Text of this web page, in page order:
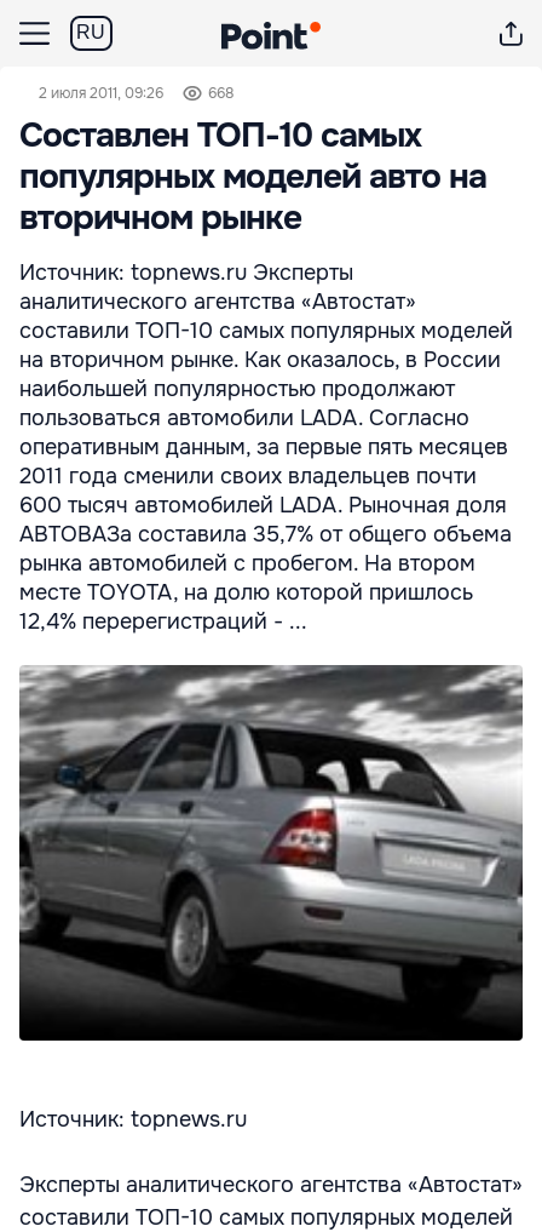
RU
2 июля 2011, 09:26 668
Составлен ТОП-10 самых
популярных моделей авто на
вторичном рынке
Источник: topnews.ru Эксперты
аналитического агентства «Автостат»
составили ТОП-10 самых популярных моделей
на вторичном рынке. Как оказалось, в России
наибольшей популярностью продолжают
пользоваться автомобили LADA. Согласно
оперативным данным, за первые пять месяцев
2011 года сменили своих владельцев почти
600 тысяч автомобилей LADA. Рыночная доля
АВТОВАЗа составила 35,7% от общего объема
рынка автомобилей с пробегом. На втором
месте TOYOTA, на долю которой пришлось
12,4% перерегистраций - ...
Источник: topnews.ru
Эксперты аналитического агентства «Автостат»
составили ТОП-10 самых популярных моделей